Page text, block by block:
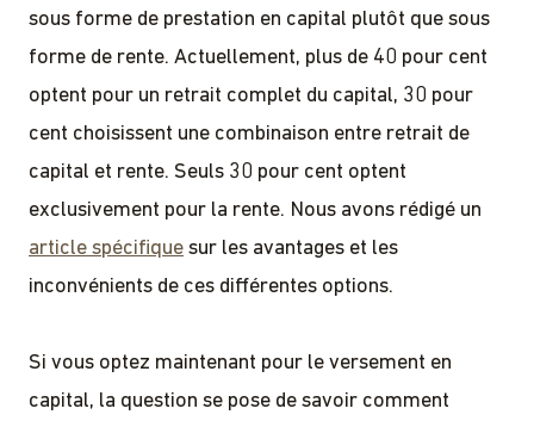
sous forme de prestation en capital plutôt que sous
forme de rente. Actuellement, plus de 40 pour cent
optent pour un retrait complet du capital, 30 pour
cent choisissent une combinaison entre retrait de
capital et rente. Seuls 30 pour cent optent
exclusivement pour la rente. Nous avons rédigé un
article spécifique sur les avantages et les
inconvénients de ces différentes options.
Si vous optez maintenant pour le versement en
capital, la question se pose de savoir comment